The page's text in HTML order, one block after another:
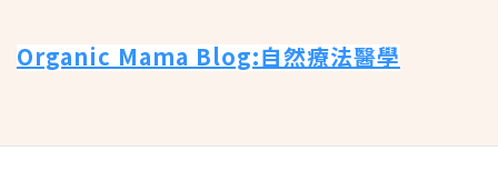
Organic Mama Blog:自然療法醫學